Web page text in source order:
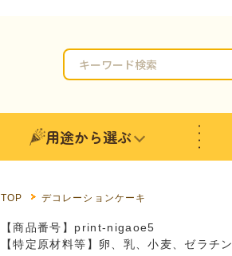
用途から選ぶ
TOP デコレーションケーキ
【商品番号】print-nigaoe5
【特定原材料等】卵、乳、小麦、ゼラチン